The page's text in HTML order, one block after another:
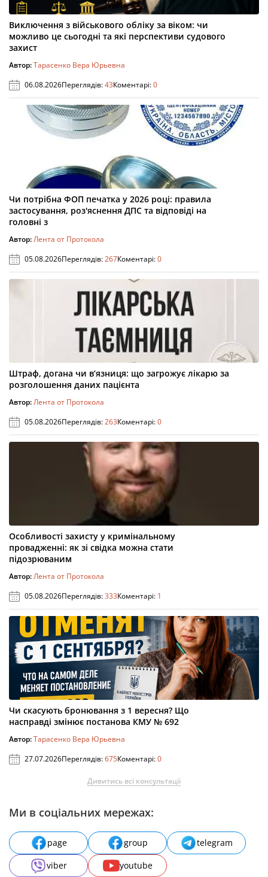
Виключення з військового обліку за віком: чи
можливо це сьогодні та які перспективи судового
захист
Автор:Тарасенко Вера Юрьевна
06.08.2026Переглядів:43Коментарі:0
Чи потрібна ФОП печатка у 2026 році: правила
застосування, роз'яснення ДПС та відповіді на
головні з
Автор:Лента от Протокола
05.08.2026Переглядів:267Коментарі:0
Штраф, догана чи в’язниця: що загрожує лікарю за
розголошення даних пацієнта
Автор:Лента от Протокола
05.08.2026Переглядів:263Коментарі:0
Особливості захисту у кримінальному
провадженні: як зі свідка можна стати
підозрюваним
Автор:Лента от Протокола
05.08.2026Переглядів:333Коментарі: 1
Чи скасують бронювання з 1 вересня? Що
насправді змінює постанова КМУ № 692
Автор:Тарасенко Вера Юрьевна
27.07.2026Переглядів:675Коментарі:0
Дивитись всі консультації
Ми в соціальних мережах:
page group
telegram
viber
youtube